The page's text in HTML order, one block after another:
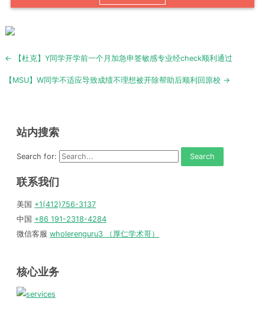
Post
← 【杜克】Y同学开学前一个月加急申签敏感专业经check顺利通过
【MSU】W同学不适应导致成绩不理想被开除帮助后顺利回原校 →
站内搜索
Search for:
联系我们
美国 +1(412)756-3137
中国 +86 191-2318-4284
微信客服 wholerenguru3 （厚仁学术哥）
核心业务